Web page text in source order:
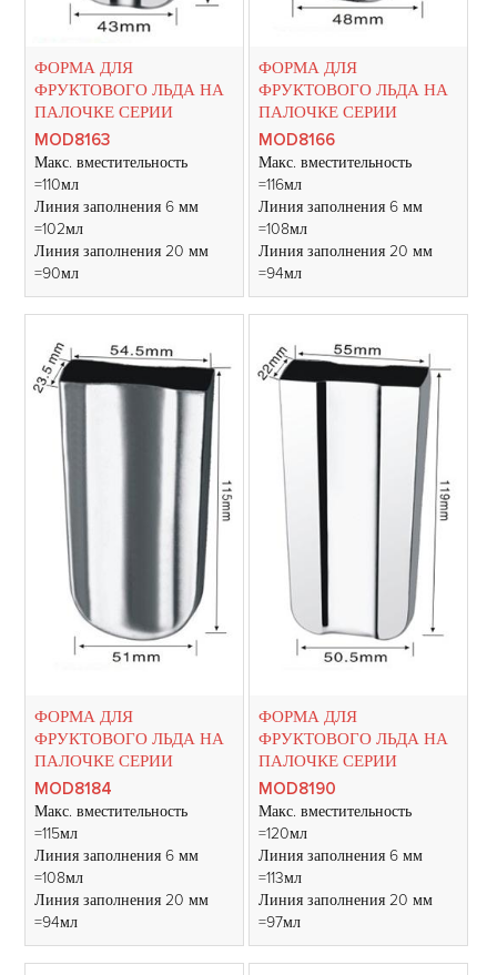
ФОРМА ДЛЯ
ФРУКТОВОГО ЛЬДА НА
ПАЛОЧКЕ СЕРИИ
MOD8163
Макс. вместительность
=110мл
Линия заполнения 6 мм
=102мл
Линия заполнения 20 мм
=90мл
ФОРМА ДЛЯ
ФРУКТОВОГО ЛЬДА НА
ПАЛОЧКЕ СЕРИИ
MOD8166
Макс. вместительность
=116мл
Линия заполнения 6 мм
=108мл
Линия заполнения 20 мм
=94мл
ФОРМА ДЛЯ
ФРУКТОВОГО ЛЬДА НА
ПАЛОЧКЕ СЕРИИ
MOD8184
Макс. вместительность
=115мл
Линия заполнения 6 мм
=108мл
Линия заполнения 20 мм
=94мл
ФОРМА ДЛЯ
ФРУКТОВОГО ЛЬДА НА
ПАЛОЧКЕ СЕРИИ
MOD8190
Макс. вместительность
=120мл
Линия заполнения 6 мм
=113мл
Линия заполнения 20 мм
=97мл